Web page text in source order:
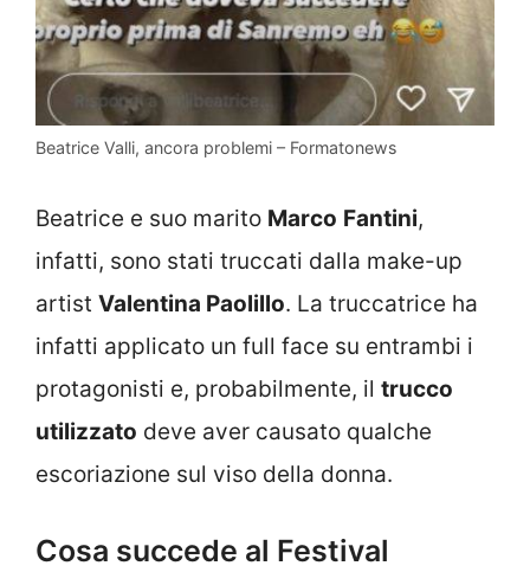
Beatrice Valli, ancora problemi – Formatonews
Beatrice e suo marito Marco Fantini,
infatti, sono stati truccati dalla make-up
artist Valentina Paolillo. La truccatrice ha
infatti applicato un full face su entrambi i
protagonisti e, probabilmente, il trucco
utilizzato deve aver causato qualche
escoriazione sul viso della donna.
Cosa succede al Festival